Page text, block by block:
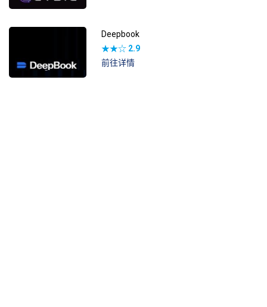
Deepbook
★★☆ 2.9
前往详情